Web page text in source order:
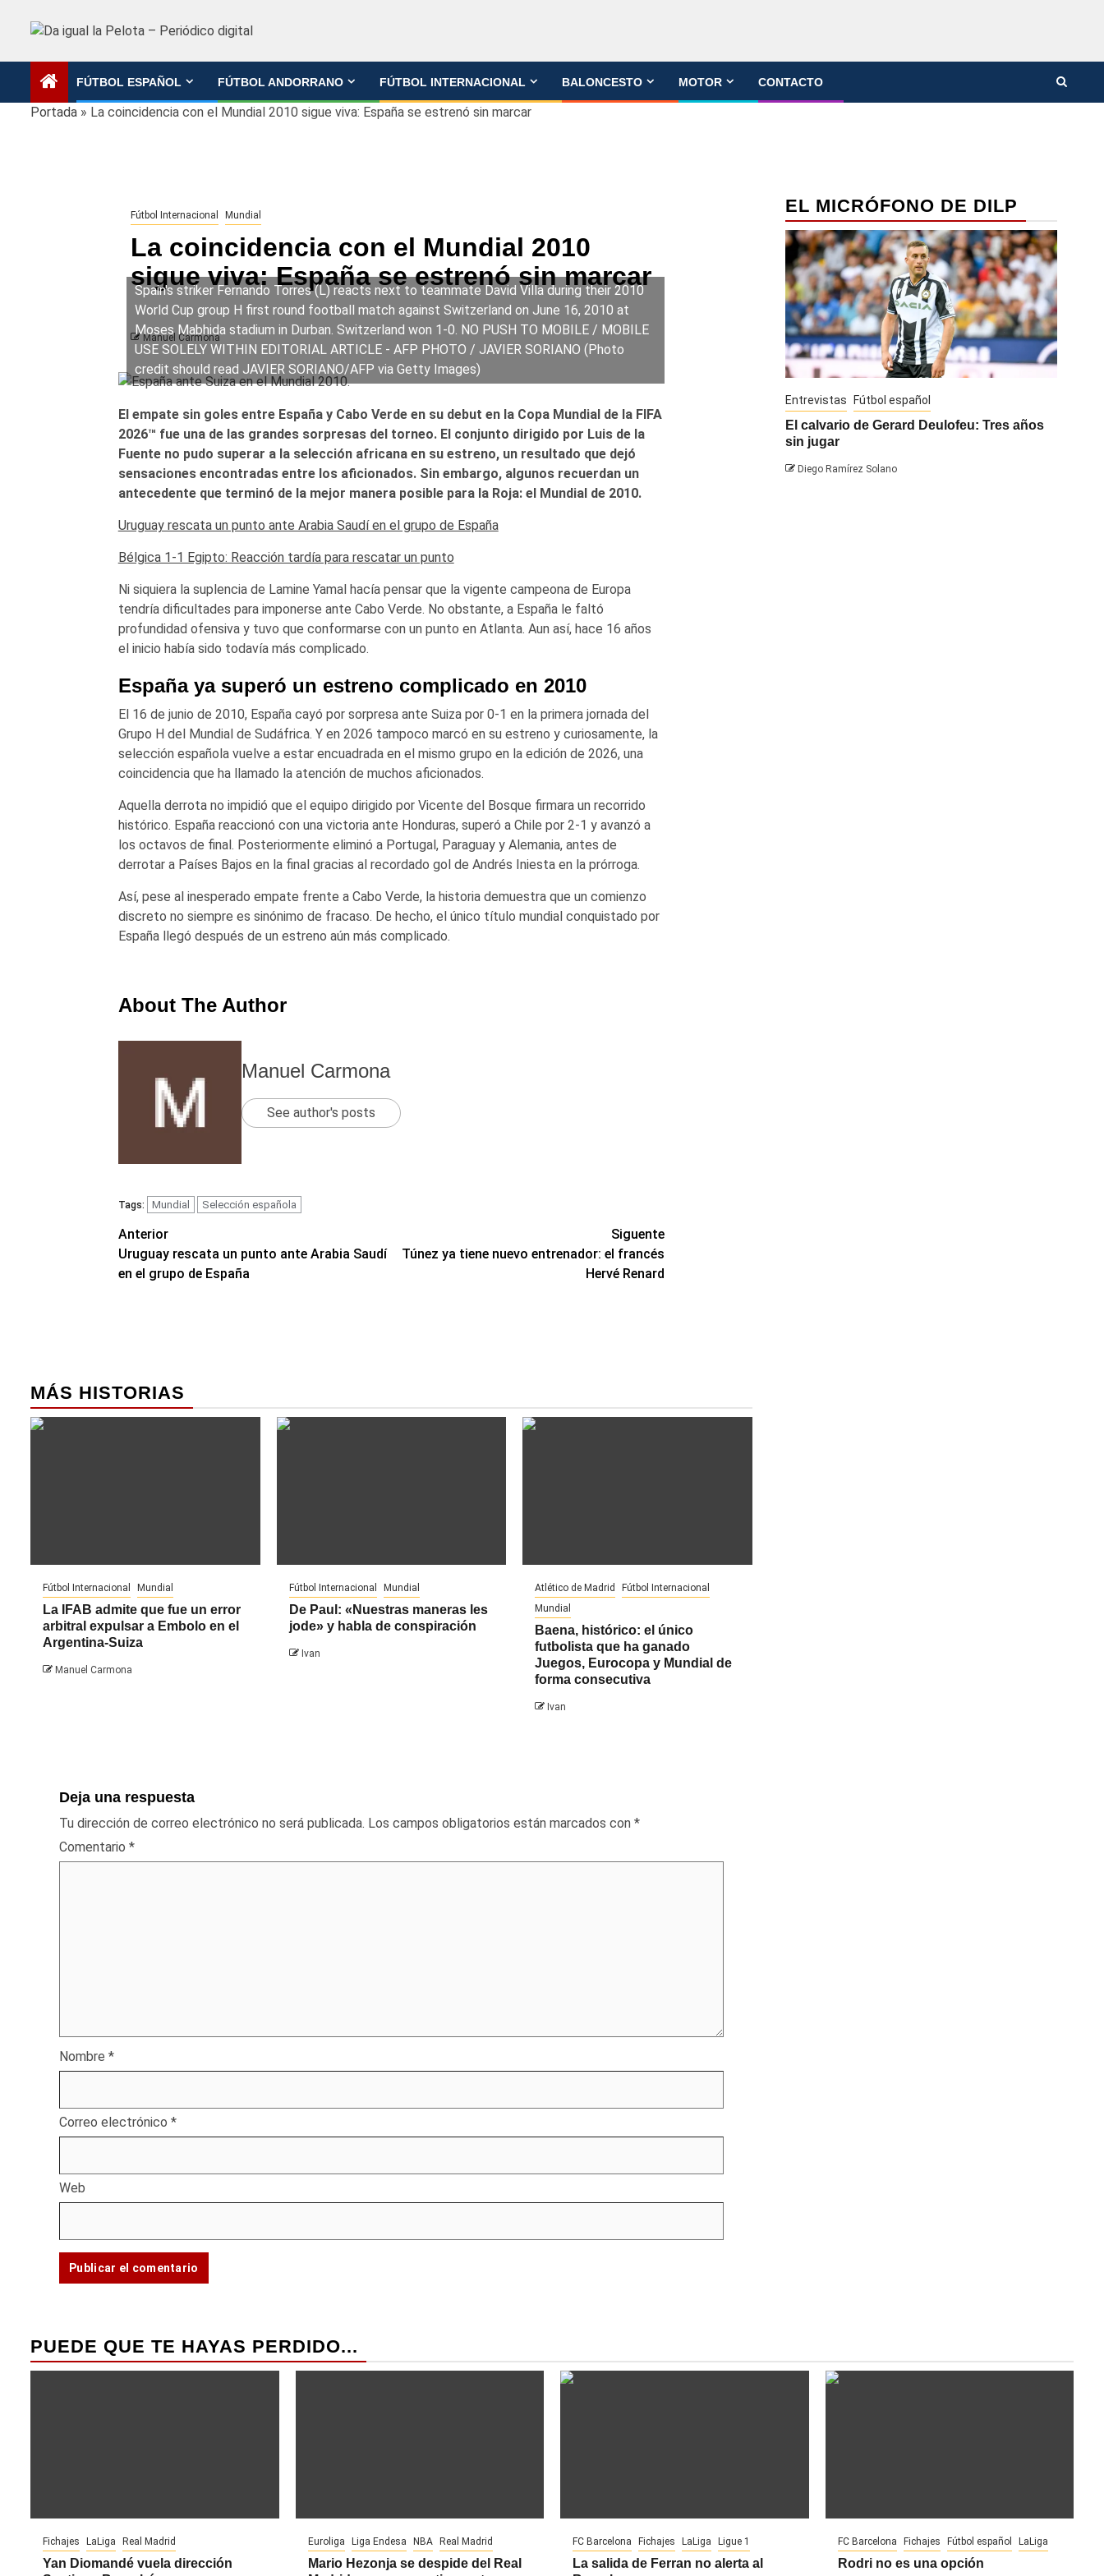
FÚTBOL ESPAÑOL FÚTBOL ANDORRANO FÚTBOL INTERNACIONAL BALONCESTO MOTOR CONTACTO
Portada » La coincidencia con el Mundial 2010 sigue viva: España se estrenó sin marcar
Fútbol Internacional Mundial
La coincidencia con el Mundial 2010
sigue viva: España se estrenó sin marcar
Manuel Carmona
Spain's striker Fernando Torres (L) reacts next to teammate David Villa during their 2010
World Cup group H first round football match against Switzerland on June 16, 2010 at
Moses Mabhida stadium in Durban. Switzerland won 1-0. NO PUSH TO MOBILE / MOBILE
USE SOLELY WITHIN EDITORIAL ARTICLE - AFP PHOTO / JAVIER SORIANO (Photo
credit should read JAVIER SORIANO/AFP via Getty Images)
El empate sin goles entre España y Cabo Verde en su debut en la Copa Mundial de la FIFA
2026™ fue una de las grandes sorpresas del torneo. El conjunto dirigido por Luis de la
Fuente no pudo superar a la selección africana en su estreno, un resultado que dejó
sensaciones encontradas entre los aficionados. Sin embargo, algunos recuerdan un
antecedente que terminó de la mejor manera posible para la Roja: el Mundial de 2010.
Uruguay rescata un punto ante Arabia Saudí en el grupo de España
Bélgica 1-1 Egipto: Reacción tardía para rescatar un punto
Ni siquiera la suplencia de Lamine Yamal hacía pensar que la vigente campeona de Europa
tendría dificultades para imponerse ante Cabo Verde. No obstante, a España le faltó
profundidad ofensiva y tuvo que conformarse con un punto en Atlanta. Aun así, hace 16 años
el inicio había sido todavía más complicado.
España ya superó un estreno complicado en 2010
El 16 de junio de 2010, España cayó por sorpresa ante Suiza por 0-1 en la primera jornada del
Grupo H del Mundial de Sudáfrica. Y en 2026 tampoco marcó en su estreno y curiosamente, la
selección española vuelve a estar encuadrada en el mismo grupo en la edición de 2026, una
coincidencia que ha llamado la atención de muchos aficionados.
Aquella derrota no impidió que el equipo dirigido por Vicente del Bosque firmara un recorrido
histórico. España reaccionó con una victoria ante Honduras, superó a Chile por 2-1 y avanzó a
los octavos de final. Posteriormente eliminó a Portugal, Paraguay y Alemania, antes de
derrotar a Países Bajos en la final gracias al recordado gol de Andrés Iniesta en la prórroga.
Así, pese al inesperado empate frente a Cabo Verde, la historia demuestra que un comienzo
discreto no siempre es sinónimo de fracaso. De hecho, el único título mundial conquistado por
España llegó después de un estreno aún más complicado.
About The Author
Manuel Carmona
See author's posts
Tags: Mundial Selección española
Navegación
de
Anterior
Uruguay rescata un punto ante Arabia Saudí
en el grupo de España
Siguente
Túnez ya tiene nuevo entrenador: el francés
Hervé Renard
MÁS HISTORIAS
Fútbol Internacional Mundial
La IFAB admite que fue un error
arbitral expulsar a Embolo en el
Argentina-Suiza
Manuel Carmona
Fútbol Internacional Mundial
De Paul: «Nuestras maneras les
jode» y habla de conspiración
Ivan
Atlético de Madrid
Fútbol Internacional
Mundial
Baena, histórico: el único
futbolista que ha ganado
Juegos, Eurocopa y Mundial de
forma consecutiva
Ivan
Deja una respuesta
Tu dirección de correo electrónico no será publicada. Los campos obligatorios están marcados con *
Comentario *
Nombre *
Correo electrónico *
Web
EL MICRÓFONO DE DILP
Entrevistas Fútbol español
El calvario de Gerard Deulofeu: Tres años
sin jugar
Diego Ramírez Solano
PUEDE QUE TE HAYAS PERDIDO...
Fichajes LaLiga Real Madrid
Yan Diomandé vuela dirección
Euroliga Liga Endesa NBA Real Madrid
Mario Hezonja se despide del Real
FC Barcelona Fichajes LaLiga Ligue 1
La salida de Ferran no alerta al
FC Barcelona Fichajes Fútbol español LaLiga
Rodri no es una opción